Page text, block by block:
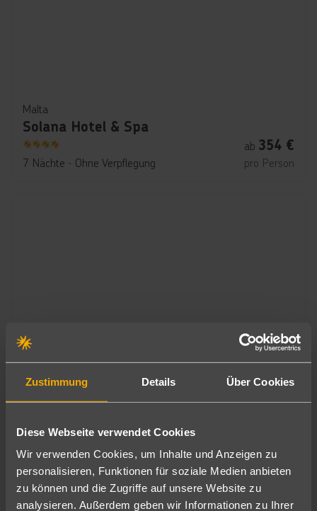
Zustimmung Details Über Cookies
Diese Webseite verwendet Cookies
Wir verwenden Cookies, um Inhalte und Anzeigen zu
personalisieren, Funktionen für soziale Medien anbieten
zu können und die Zugriffe auf unsere Website zu
analysieren. Außerdem geben wir Informationen zu Ihrer
Malta
Solana Hotel & Spa
4
7 Nächte ∙ Ohne Verpflegung
ab 354 €
pro Person
Malta
db Seabank Resort & Spa
ab627€